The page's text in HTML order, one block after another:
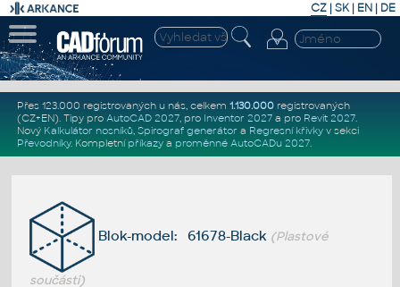
CZ | SK| EN | DE
Přes 123.000 registrovaných u nás, celkem 1.130.000registrovaných
(CZ+EN). Tipy pro AutoCAD 2027, pro Inventor 2027a pro Revit 2027.
Nový Kalkulátor nosníků, Spirograf generátor a Regresní křivkyv sekci
Převodníky. Kompletní příkazya proměnné AutoCADu 2027.
Blok-model: 61678-Black (Plastové
součásti)